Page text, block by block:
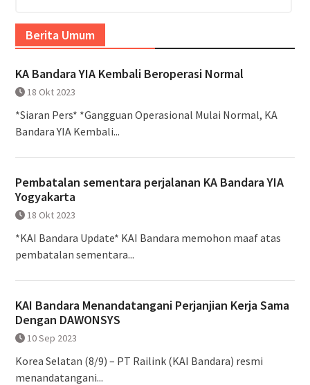
Berita Umum
KA Bandara YIA Kembali Beroperasi Normal
18 Okt 2023
*Siaran Pers* *Gangguan Operasional Mulai Normal, KA
Bandara YIA Kembali...
Pembatalan sementara perjalanan KA Bandara YIA
Yogyakarta
18 Okt 2023
*KAI Bandara Update* KAI Bandara memohon maaf atas
pembatalan sementara...
KAI Bandara Menandatangani Perjanjian Kerja Sama
Dengan DAWONSYS
10 Sep 2023
Korea Selatan (8/9) – PT Railink (KAI Bandara) resmi
menandatangani...